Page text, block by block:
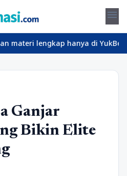
menu
lengkap hanya di
Ganjar
Bikin Elite